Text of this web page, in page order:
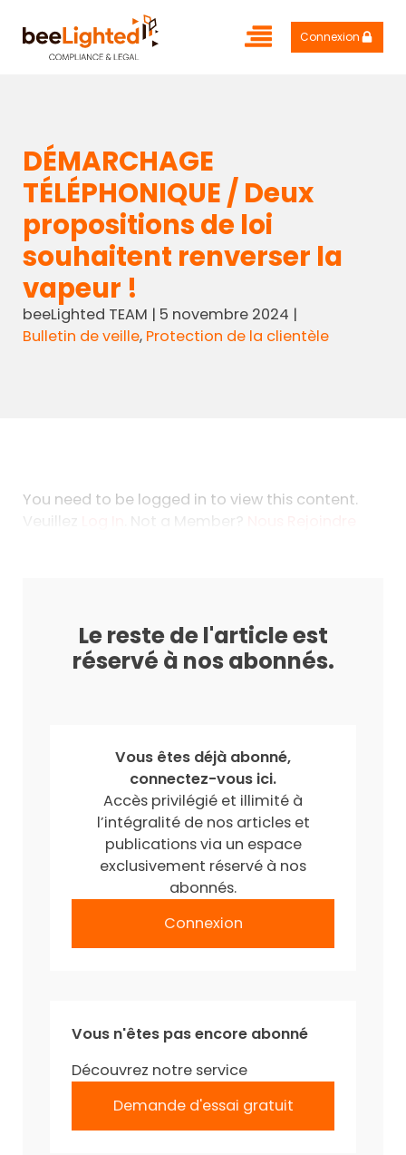
Connexion
DÉMARCHAGE
TÉLÉPHONIQUE / Deux
propositions de loi
souhaitent renverser la
vapeur !
beeLighted TEAM | 5 novembre 2024 |
Bulletin de veille, Protection de la clientèle
You need to be logged in to view this content.
Veuillez
. Not a Member?
Le reste de l'article est
réservé à nos abonnés.
Vous êtes déjà abonné,
connectez-vous ici.
Accès privilégié et illimité à
l’intégralité de nos articles et
publications via un espace
exclusivement réservé à nos
abonnés.
Connexion
Vous n'êtes pas encore abonné
Découvrez notre service
Demande d'essai gratuit